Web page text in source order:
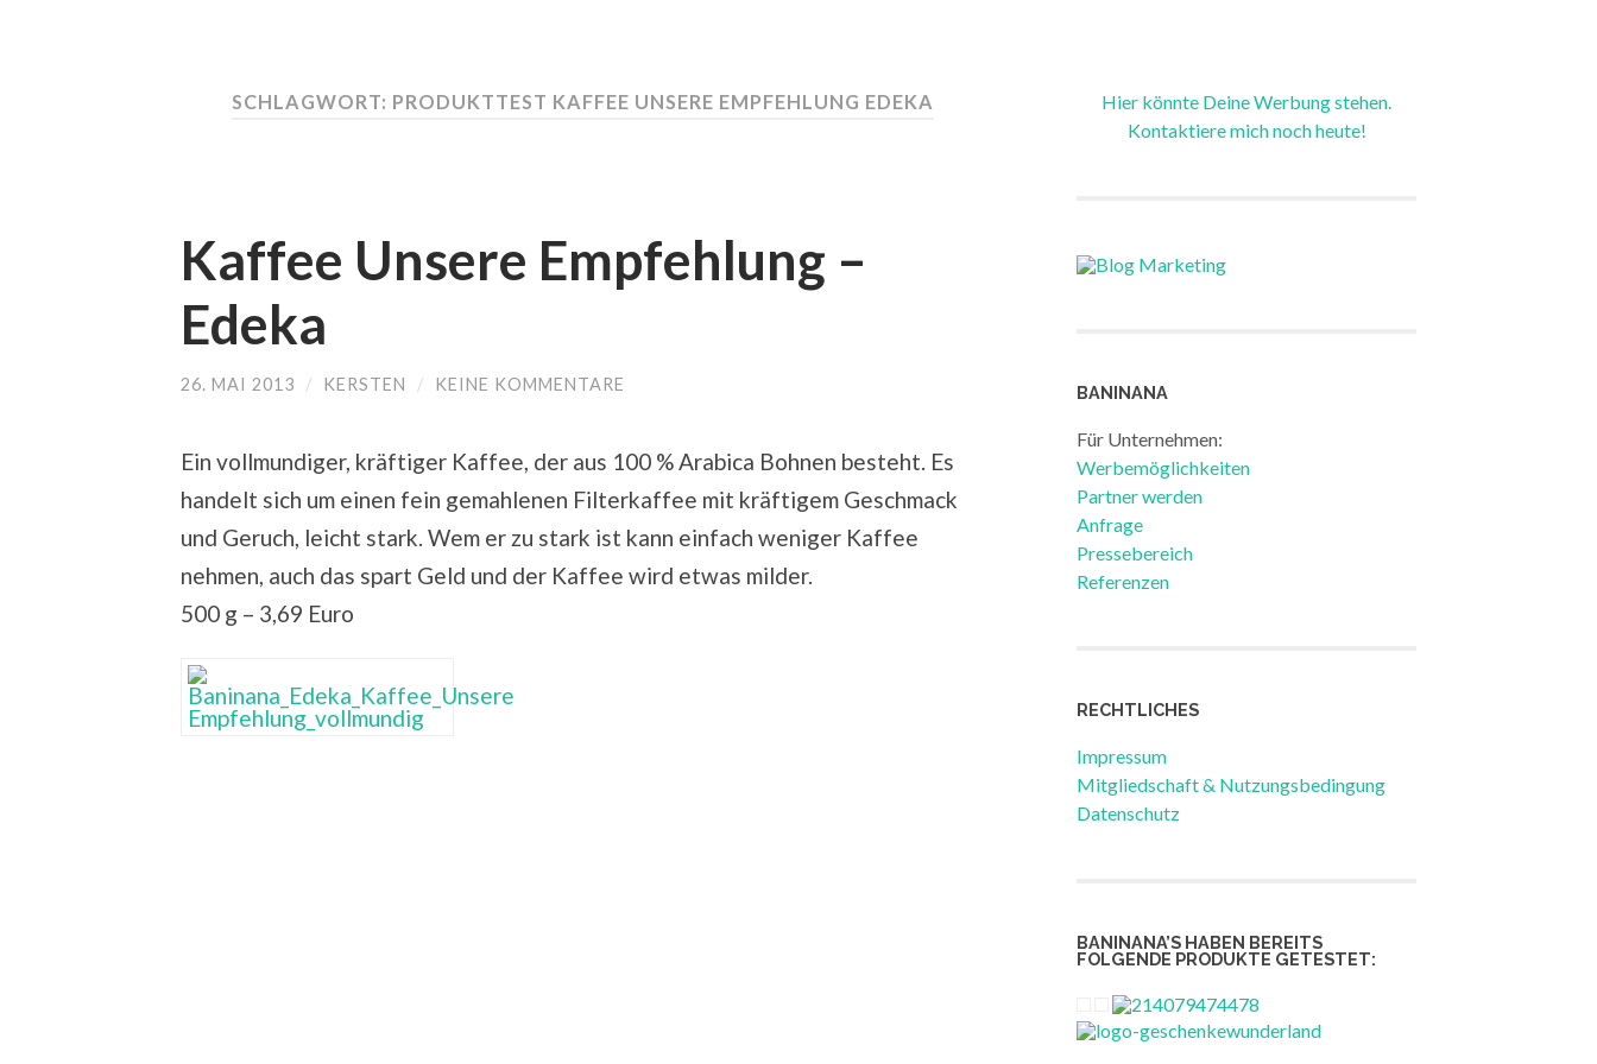
SCHLAGWORT: PRODUKTTEST KAFFEE UNSERE EMPFEHLUNG EDEKA
Kaffee Unsere Empfehlung –
Edeka
26. MAI 2013 / KERSTEN / KEINE KOMMENTARE
Ein vollmundiger, kräftiger Kaffee, der aus 100 % Arabica Bohnen besteht. Es
handelt sich um einen fein gemahlenen Filterkaffee mit kräftigem Geschmack
und Geruch, leicht stark. Wem er zu stark ist kann einfach weniger Kaffee
nehmen, auch das spart Geld und der Kaffee wird etwas milder.
500 g – 3,69 Euro
Hier könnte Deine Werbung stehen.
Kontaktiere mich noch heute!
BANINANA
Für Unternehmen:
Werbemöglichkeiten
Partner werden
Anfrage
Pressebereich
Referenzen
RECHTLICHES
Impressum
Mitgliedschaft & Nutzungsbedingung
Datenschutz
BANINANA’S HABEN BEREITS
FOLGENDE PRODUKTE GETESTET: